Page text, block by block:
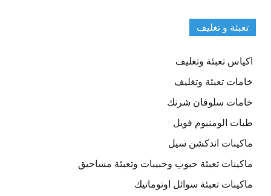
تعبئة و تغليف
اكياس تعبئة وتغليف
خامات تعبئة وتغليف
خامات سلوفان شرنك
طبات الومنيوم فويل
ماكينات اندكشن سيل
ماكينات تعبئة حبوب وحبيبات وتعبئة مساحيق
ماكينات تعبئة سوائل اوتوماتيك